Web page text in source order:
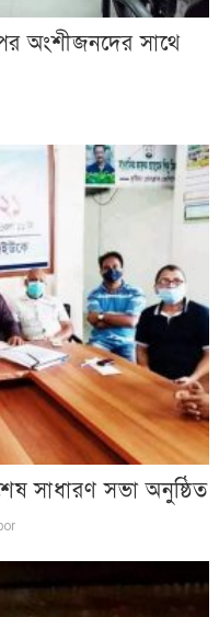
অংশীজনদের সাথে
সাধারণ সভা অনুষ্ঠিত